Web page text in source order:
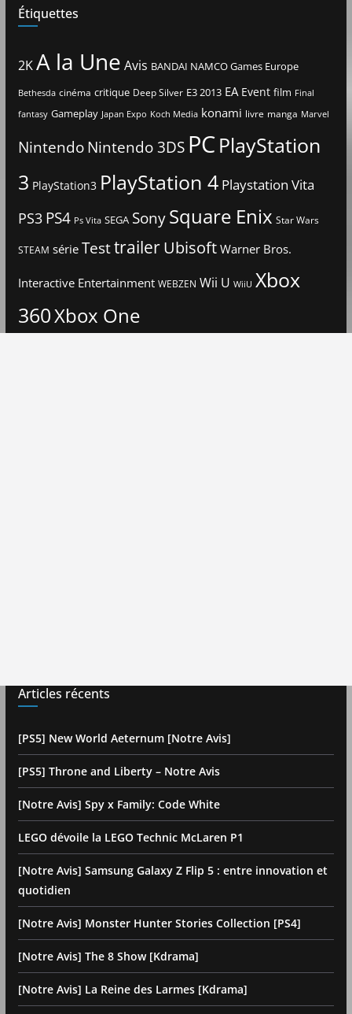
Étiquettes
2KA la Une Avis BANDAI NAMCO Games Europe
Bethesda cinéma critique Deep Silver E3 2013 EA Event film Final
fantasy Gameplay Japan Expo Koch Media konami livre manga Marvel
Nintendo Nintendo 3DS PCPlayStation
3 PlayStation3 PlayStation 4 Playstation Vita
PS3 PS4 Ps Vita SEGA Sony Square Enix Star Wars
STEAM série TesttrailerUbisoftWarner Bros.
Interactive Entertainment WEBZEN Wii U WiiU Xbox
360Xbox One
Articles récents
[PS5] New World Aeternum [Notre Avis]
[PS5] Throne and Liberty – Notre Avis
[Notre Avis] Spy x Family: Code White
LEGO dévoile la LEGO Technic McLaren P1
[Notre Avis] Samsung Galaxy Z Flip 5 : entre innovation et
quotidien
[Notre Avis] Monster Hunter Stories Collection [PS4]
[Notre Avis] The 8 Show [Kdrama]
[Notre Avis] La Reine des Larmes [Kdrama]